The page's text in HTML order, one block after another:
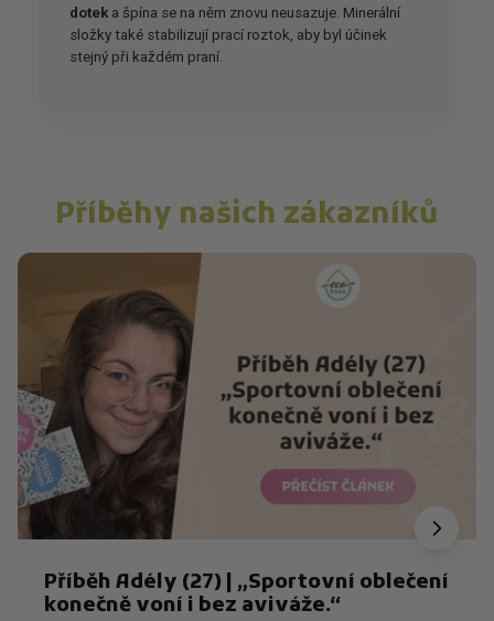
dotek a špína se na něm znovu neusazuje. Minerální
složky také stabilizují prací roztok, aby byl účinek
stejný při každém praní.
Příběhy našich zákazníků
Příběh Adély (27) | „Sportovní oblečení
konečně voní i bez aviváže.“